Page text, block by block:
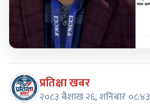
प्रतिक्षा खबर
२०८३ बैशाख २६, शनिबार ०८:४३